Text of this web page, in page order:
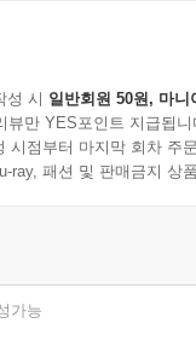
성 시 일반회원 50원, 마니
뷰만 YES포인트 지급됩니
시점부터 마지막 회차 주
ray, 패션 및 판매금지 상
가능